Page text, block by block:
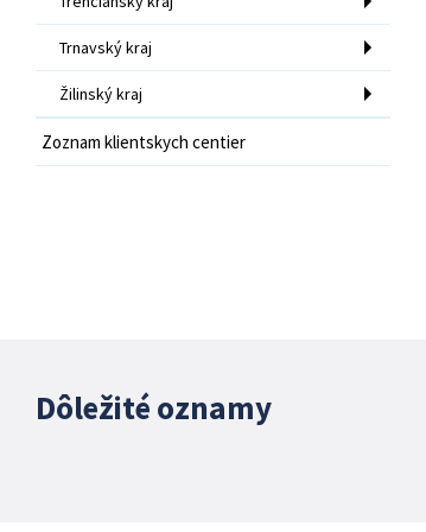
Trnavský kraj
Žilinský kraj
Zoznam klientskych centier
Dôležité oznamy